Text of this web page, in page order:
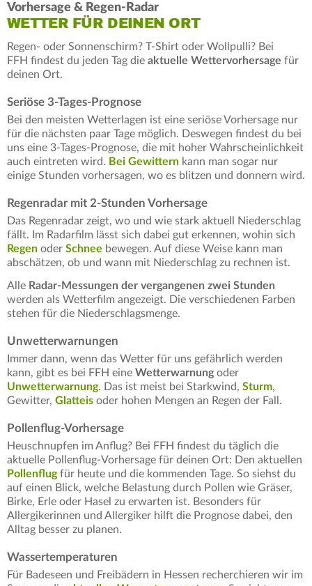
Vorhersage & Regen-Radar
WETTER FÜR DEINEN ORT
Regen- oder Sonnenschirm? T-Shirt oder Wollpulli? Bei
FFH findest du jeden Tag die aktuelle Wettervorhersage für
deinen Ort.
Seriöse 3-Tages-Prognose
Bei den meisten Wetterlagen ist eine seriöse Vorhersage nur
für die nächsten paar Tage möglich. Deswegen findest du bei
uns eine 3-Tages-Prognose, die mit hoher Wahrscheinlichkeit
auch eintreten wird. Bei Gewittern kann man sogar nur
einige Stunden vorhersagen, wo es blitzen und donnern wird.
Regenradar mit 2-Stunden Vorhersage
Das Regenradar zeigt, wo und wie stark aktuell Niederschlag
fällt. Im Radarfilm lässt sich dabei gut erkennen, wohin sich
Regen oder Schnee bewegen. Auf diese Weise kann man
abschätzen, ob und wann mit Niederschlag zu rechnen ist.
Alle Radar-Messungen der vergangenen zwei Stunden
werden als Wetterfilm angezeigt. Die verschiedenen Farben
stehen für die Niederschlagsmenge.
Unwetterwarnungen
Immer dann, wenn das Wetter für uns gefährlich werden
kann, gibt es bei FFH eine Wetterwarnung oder
Unwetterwarnung. Das ist meist bei Starkwind, Sturm,
Gewitter, Glatteis oder hohen Mengen an Regen der Fall.
Pollenflug-Vorhersage
Heuschnupfen im Anflug? Bei FFH findest du täglich die
aktuelle Pollenflug-Vorhersage für deinen Ort: Den aktuellen
Pollenflugfür heute und die kommenden Tage. So siehst du
auf einen Blick, welche Belastung durch Pollen wie Gräser,
Birke, Erle oder Hasel zu erwarten ist. Besonders für
Allergikerinnen und Allergiker hilft die Prognose dabei, den
Alltag besser zu planen.
Wassertemperaturen
Für Badeseen und Freibädern in Hessen recherchieren wir im